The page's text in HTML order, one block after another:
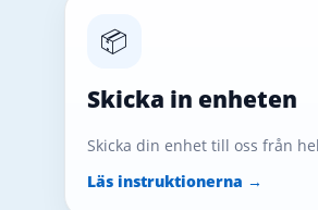
📦
Skicka in enheten
Skicka din enhet till oss från
Läs instruktionerna →